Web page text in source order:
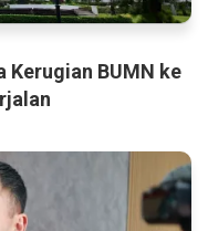
Kerugian BUMN ke